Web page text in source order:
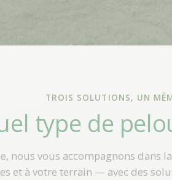
TROIS SOLUTIONS, UN
type de
nous vous accompagnons dans
et à votre terrain — avec des